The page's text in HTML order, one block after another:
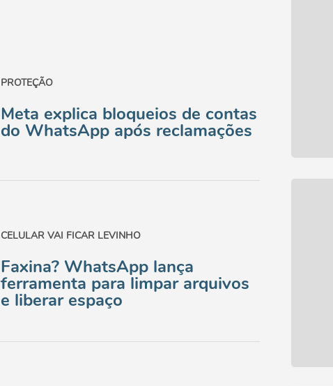
PROTEÇÃO
Meta explica bloqueios de contas
do WhatsApp após reclamações
CELULAR VAI FICAR LEVINHO
Faxina? WhatsApp lança
ferramenta para limpar arquivos
e liberar espaço